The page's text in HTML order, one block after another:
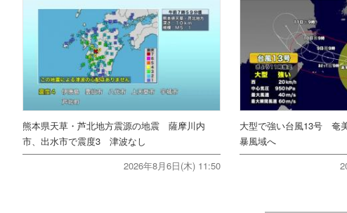
熊本県天草・芦北地方震源の地震 薩摩川内
市、出水市で震度3 津波なし
2026年8月6日(木) 11:50
大型で強い台風13号 奄
暴風域へ